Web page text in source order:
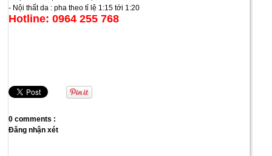
- Nội thất da : pha theo tỉ lệ 1:15 tới 1:20
Hotline: 0964 255 768
0 comments :
Đăng nhận xét